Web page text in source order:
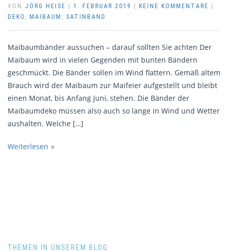
VON JÖRG HEISE 1. FEBRUAR 2019 KEINE KOMMENTARE
DEKO , MAIBAUM , SATINBAND
Maibaumbänder aussuchen – darauf sollten Sie achten Der
Maibaum wird in vielen Gegenden mit bunten Bändern
geschmückt. Die Bänder sollen im Wind flattern. Gemäß altem
Brauch wird der Maibaum zur Maifeier aufgestellt und bleibt
einen Monat, bis Anfang Juni, stehen. Die Bänder der
Maibaumdeko müssen also auch so lange in Wind und Wetter
aushalten. Welche […]
Weiterlesen
THEMEN IN UNSEREM BLOG